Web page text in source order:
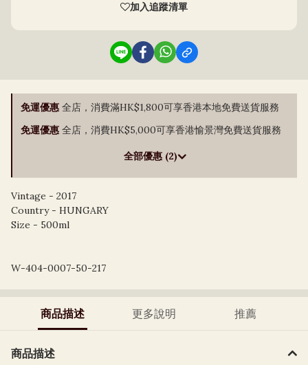
加入追蹤清單
免運優惠 全店，消費滿HK$1,800可享香港本地免費送貨服務
免運優惠 全店，消費HK$5,000可享香港愉景灣免費送貨服務
全部優惠 (2)
Vintage - 2017
Country - HUNGARY
Size - 500ml
W-404-0007-50-217
商品描述 更多說明 推薦
商品描述